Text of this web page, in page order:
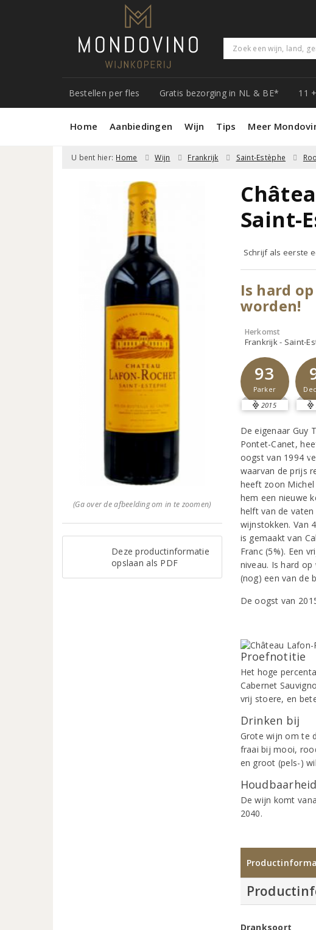
Bestellen per fles Gratis bezorging in NL & BE* 11
Home Aanbiedingen Wijn Tips Meer
U bent hier: Home Wijn Frankrijk Saint-Estèphe
(Ga over de afbeelding om in te zoomen)
Deze productinformatie
opslaan als PDF
Saint-
Schrijf als eerste
Is hard
worden!
Herkomst
Frankrijk - Saint-
93
Parker
2015
De eigenaar Guy
Pontet-Canet,
oogst van 1994
waarvan de prijs
heeft zoon
hem een nieuwe
helft van de
wijnstokken. Van
is gemaakt van
Franc (5%). Een
niveau. Is hard
(nog) een van de
De oogst van
Proefnotitie
Het hoge
Cabernet
vrij stoere, en
Drinken bij
Grote wijn om te
fraai bij mooi,
en groot (pels-)
Houdbaarheid
De wijn komt
2040.
Dranksoort